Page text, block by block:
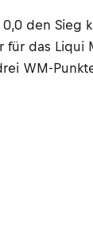
den Sieg
das Liqui
WM-